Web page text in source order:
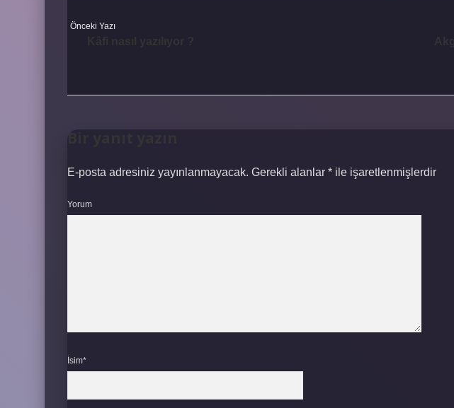
Önceki Yazı
E-posta adresiniz yayınlanmayacak. Gerekli alanlar * ile işaretlenmişlerdir
Yorum
İsim*